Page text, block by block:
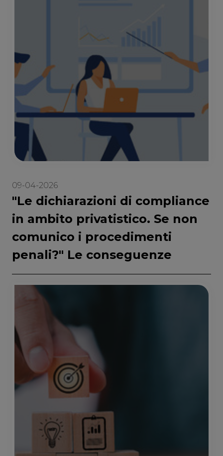
09-04-2026
"Le dichiarazioni di compliance
in ambito privatistico. Se non
comunico i procedimenti
penali?" Le conseguenze